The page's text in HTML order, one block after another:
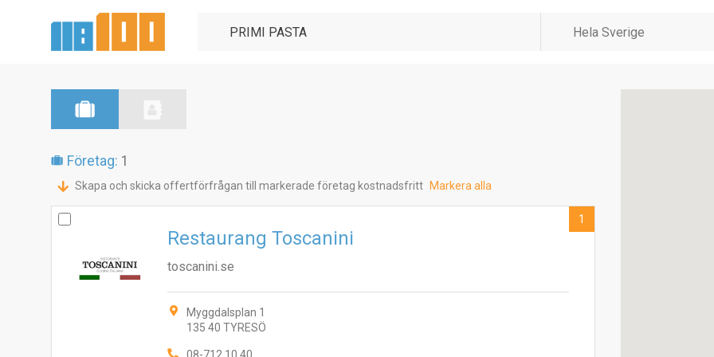
Företag: 1
Skapa och skicka offertförfrågan till markerade företag kostnadsfritt Markera alla
Restaurang Toscanini
toscanini.se
Myggdalsplan 1
135 40 TYRESÖ
1